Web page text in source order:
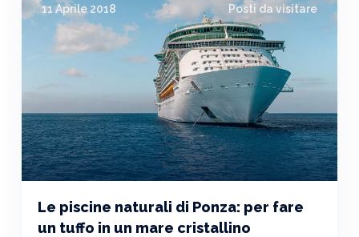
11 Aprile 2018 Posti da visitare
Le piscine naturali di Ponza: per fare
un tuffo in un mare cristallino